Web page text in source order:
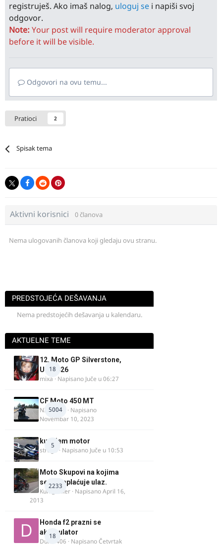
registruješ. Ako imaš nalog, uloguj se i napiši svoj
odgovor.
Note: Your post will require moderator approval
before it will be visible.
Odgovori na ovu temu...
Pratioci 2
Spisak tema
Aktivni korisnici 0 članova
Nema ulogovanih članova koji gledaju ovu stranu.
PREDSTOJEĆA DEŠAVANJA
Nema predstojećih dešavanja u kalendaru.
AKTUELNE TEME
18
12. Moto GP Silverstone,
UK, 2026
mixa · Napisano Juče u 06:27
5004
CF Moto 450 MT
NIKOLA 1
· Napisano
Novembar 10, 2023
5
kupujem motor
strugo · Napisano Juče u 10:53
2233
Moto Skupovi na kojima
se ne naplaćuje ulaz.
Kum_Mixer · NapisanoApril 16,
2013
18
Honda f2 prazni se
akomulator
Dule1406 · NapisanoČetvrtak